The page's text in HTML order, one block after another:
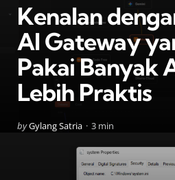
Kenalan
AI Gateway
Pakai Banyak
Lebih Praktis
Posted
byGylang Satria 3 min